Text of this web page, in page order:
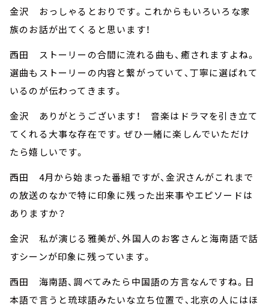
金沢 おっしゃるとおりです。これからもいろいろな家
族のお話が出てくると思います！
西田 ストーリーの合間に流れる曲も、癒されますよね。
選曲もストーリーの内容と繋がっていて、丁寧に選ばれて
いるのが伝わってきます。
金沢 ありがとうございます！ 音楽はドラマを引き立て
てくれる大事な存在です。ぜひ一緒に楽しんでいただけ
たら嬉しいです。
西田 4月から始まった番組ですが、金沢さんがこれまで
の放送のなかで特に印象に残った出来事やエピソードは
ありますか？
金沢 私が演じる雅美が、外国人のお客さんと海南語で話
すシーンが印象に残っています。
西田 海南語、調べてみたら中国語の方言なんですね。日
本語で言うと琉球語みたいな立ち位置で、北京の人にはほ